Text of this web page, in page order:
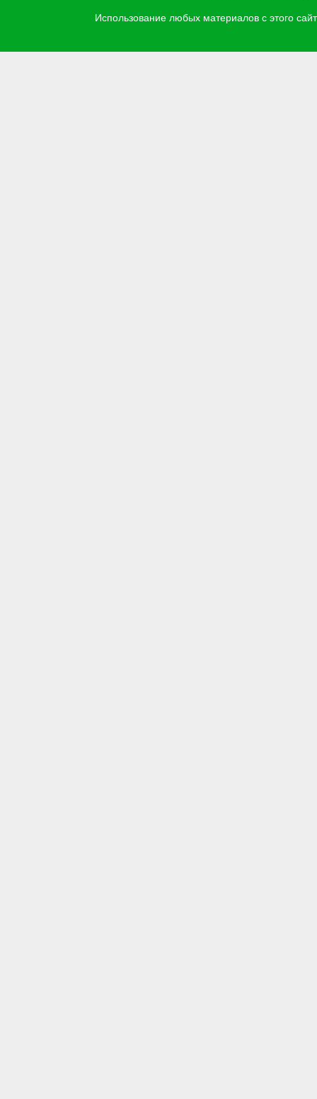
Использование любых материалов с этого